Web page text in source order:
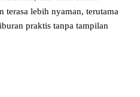
terasa lebih nyaman, terutama
praktis tanpa tampilan